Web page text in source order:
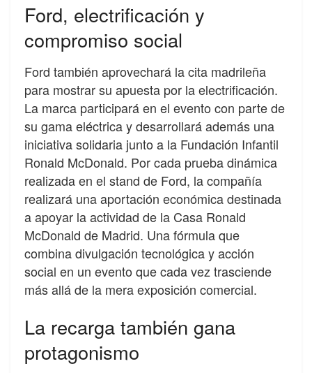
Ford, electrificación y
compromiso social
Ford también aprovechará la cita madrileña
para mostrar su apuesta por la electrificación.
La marca participará en el evento con parte de
su gama eléctrica y desarrollará además una
iniciativa solidaria junto a la Fundación Infantil
Ronald McDonald. Por cada prueba dinámica
realizada en el stand de Ford, la compañía
realizará una aportación económica destinada
a apoyar la actividad de la Casa Ronald
McDonald de Madrid. Una fórmula que
combina divulgación tecnológica y acción
social en un evento que cada vez trasciende
más allá de la mera exposición comercial.
La recarga también gana
protagonismo